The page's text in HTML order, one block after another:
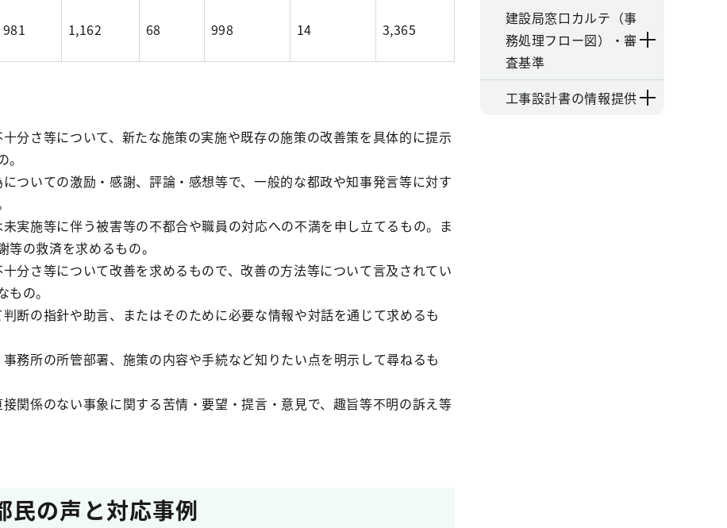
981 1,162 68 998 14 3,365
分さ等について、新たな施策の実施や既存の施策の改善策を具体的に提示
ついての激励・感謝、評論・感想等で、一般的な都政や知事発言等に対す
実施等に伴う被害等の不都合や職員の対応への不満を申し立てるもの。ま
の救済を求めるもの。
分さ等について改善を求めるもので、改善の方法等について言及されてい
の。
断の指針や助言、またはそのために必要な情報や対話を通じて求めるも
務所の所管部署、施策の内容や手続など知りたい点を明示して尋ねるも
関係のない事象に関する苦情・要望・提言・意見で、趣旨等不明の訴え等
民の声と対応事例
建設局窓口カルテ（事
務処理フロー図）・審
査基準
工事設計書の情報提供